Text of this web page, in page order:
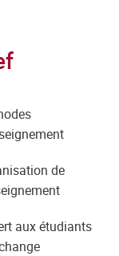
de
aux étudiants